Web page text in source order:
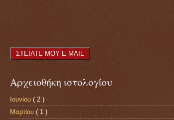
Αρχειοθήκη ιστολογίου
Ιουνίου ( 2 )
Μαρτίου ( 1 )